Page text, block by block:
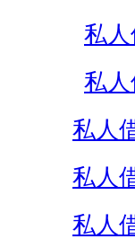
私
私
私人
私人
私人